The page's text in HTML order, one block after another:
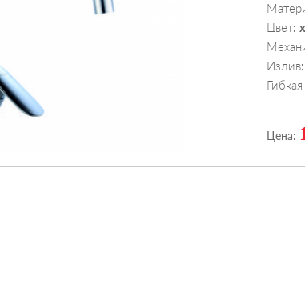
Цвет:
Излив:
Цена: